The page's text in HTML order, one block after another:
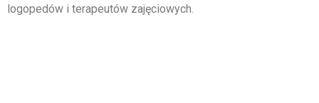
logopedów i terapeutów zajęciowych.